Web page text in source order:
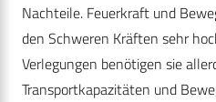
Nachteile. Feuerkraft und
den Schweren Kräften sehr
Verlegungen benötigen sie
Transportkapazitäten und